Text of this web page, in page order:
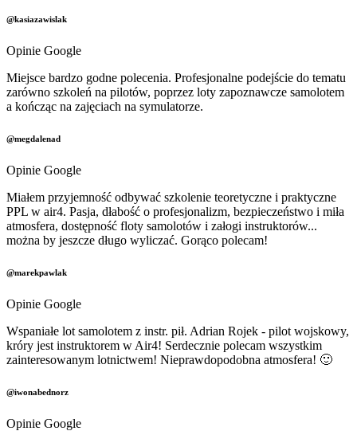
@kasiazawislak
Opinie Google
Miejsce bardzo godne polecenia. Profesjonalne podejście do tematu
zarówno szkoleń na pilotów, poprzez loty zapoznawcze samolotem
a kończąc na zajęciach na symulatorze.
@megdalenad
Opinie Google
Miałem przyjemność odbywać szkolenie teoretyczne i praktyczne
PPL w air4. Pasja, dłabość o profesjonalizm, bezpieczeństwo i miła
atmosfera, dostępność floty samolotów i załogi instruktorów...
można by jeszcze długo wyliczać. Gorąco polecam!
@marekpawlak
Opinie Google
Wspaniałe lot samolotem z instr. pił. Adrian Rojek - pilot wojskowy,
króry jest instruktorem w Air4! Serdecznie polecam wszystkim
zainteresowanym lotnictwem! Nieprawdopodobna atmosfera! 🙂
@iwonabednorz
Opinie Google